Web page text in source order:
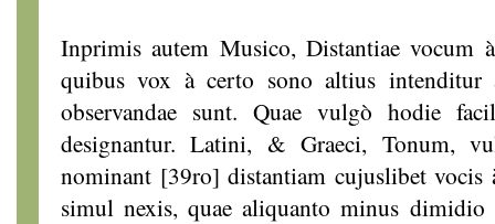
Inprimis autem Musico, Distantiae vocum
quibus vox à certo sono altius intenditur
observandae sunt. Quae vulgò hodie
designantur. Latini, & Graeci, Tonum,
nominant [39ro] distantiam cujuslibet
simul nexis, quae aliquanto minus